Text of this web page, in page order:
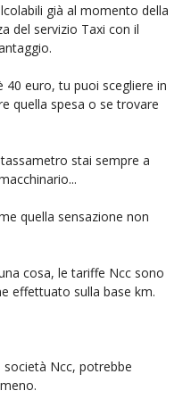
già al momento della
del servizio Taxi con il
40 euro, tu puoi scegliere in
quella spesa o se trovare
stai sempre a
quella sensazione non
cosa, le tariffe Ncc sono
effettuato sulla base km.
società Ncc, potrebbe